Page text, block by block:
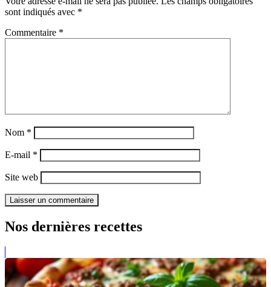
sont indiqués avec *
Commentaire *
Nom *
E-mail *
Site web
Nos dernières recettes